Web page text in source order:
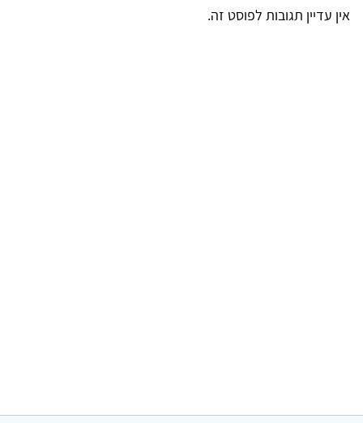
אין עדיין תגובות לפוסט זה.